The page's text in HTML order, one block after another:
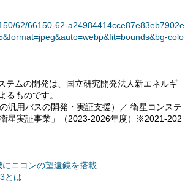
62/66150-62-a24984414cce87e83eb7902e
colo
テムの開発は、国立研究開発法人新エネルギ
るものです。
汎用バスの開発・実証支援）／ 衛星コンステ
星実証事業」（2023-2026年度）※2021-202
ニコンの望遠鏡を搭載
とは